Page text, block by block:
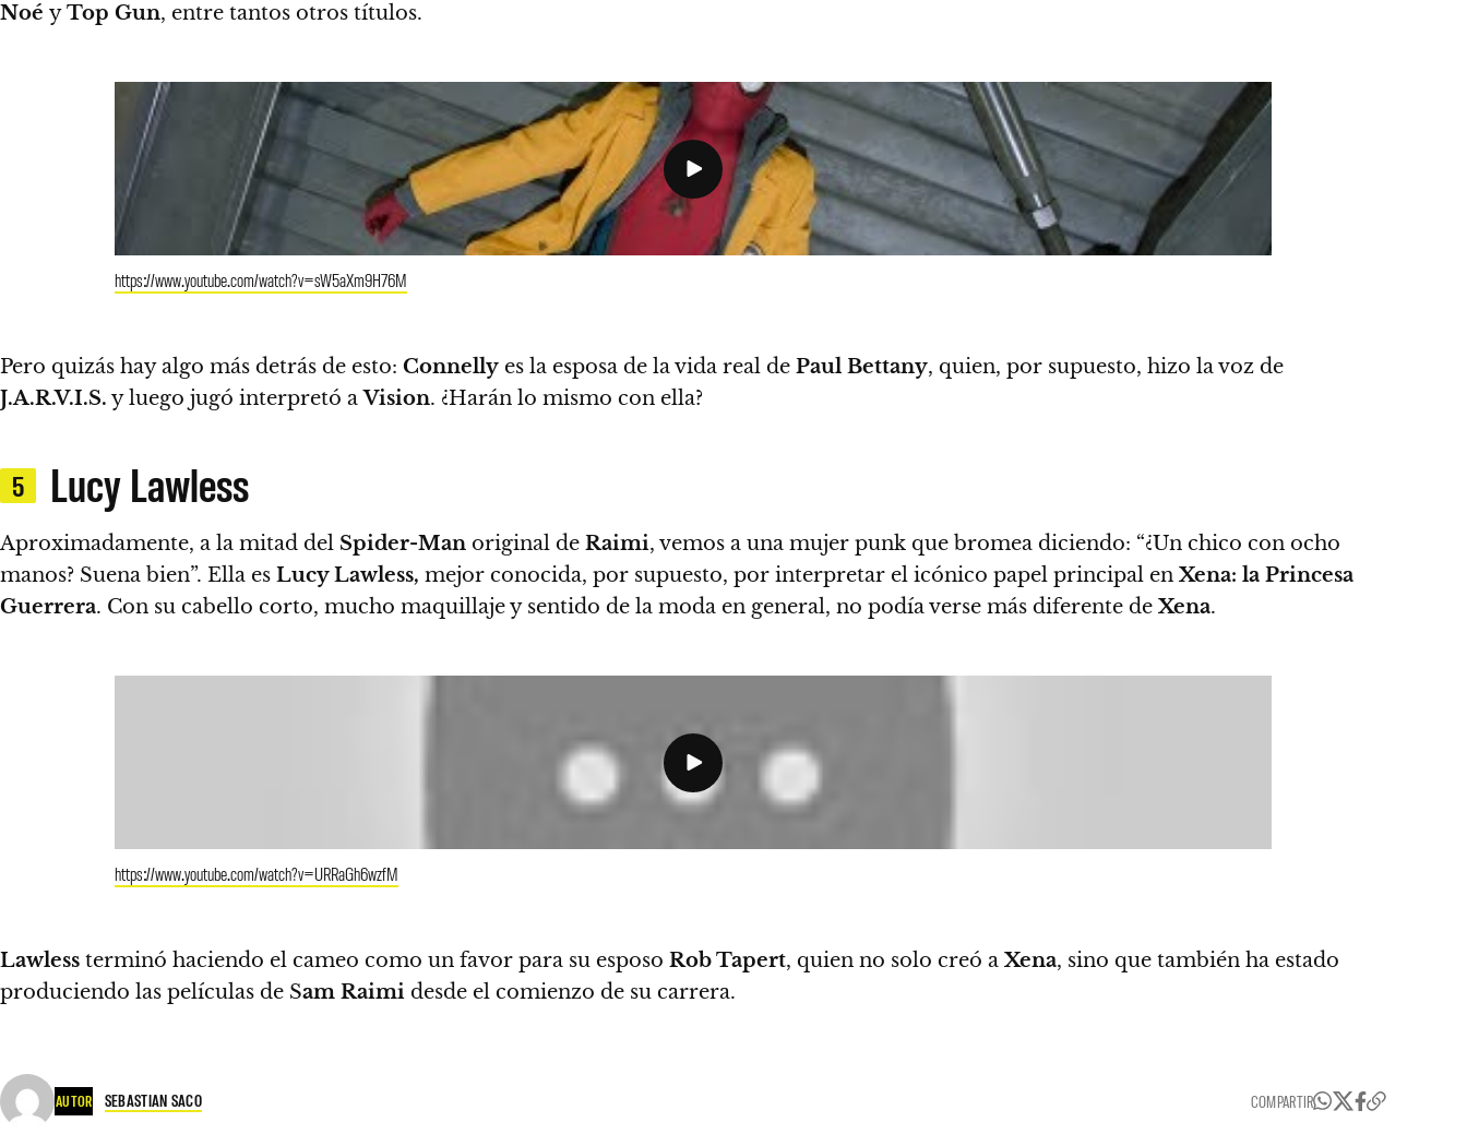
Noé yTop Gun, entre tantos otros títulos.
https://www.youtube.com/watch?v=sW5aXm9H76M
Pero quizás hay algo más detrás de esto: Connelly es la esposa de la vida real de Paul Bettany, quien, por supuesto, hizo la voz de
J.A.R.V.I.S. y luego jugó interpretó aVision. ¿Harán lo mismo con ella?
5 Lucy Lawless
Aproximadamente, a la mitad del Spider-Man original de Raimi, vemos a una mujer punk que bromea diciendo: “¿Un chico con ocho
manos? Suena bien”. Ella es Lucy Lawless, mejor conocida, por supuesto, por interpretar el icónico papel principal en Xena: la Princesa
Guerrera. Con su cabello corto, mucho maquillaje y sentido de la moda en general, no podía verse más diferente de Xena.
https://www.youtube.com/watch?v=URRaGh6wzfM
Lawless terminó haciendo el cameo como un favor para su esposo Rob Tapert, quien no solo creó a Xena, sino que también ha estado
produciendo las películas de Sam Raimi desde el comienzo de su carrera.
AUTOR SEBASTIAN SACO COMPARTIR